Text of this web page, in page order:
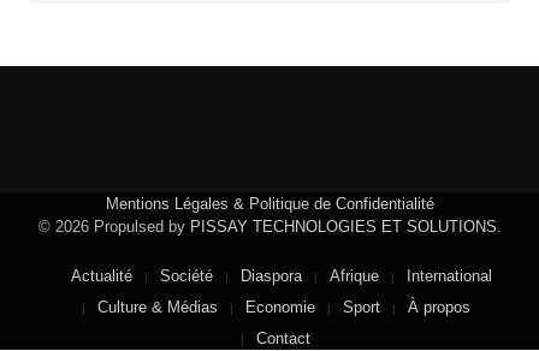
Mentions Légales & Politique de Confidentialité
© 2026 Propulsed by PISSAY TECHNOLOGIES ET SOLUTIONS.
Actualité Société Diaspora Afrique
International
Culture & Médias
Economie Sport
À propos
Contact